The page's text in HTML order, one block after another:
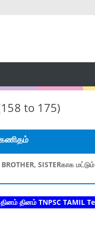
to 175)
SISTERகாக மட்டும்
தினம் TNPSC TAMIL Test